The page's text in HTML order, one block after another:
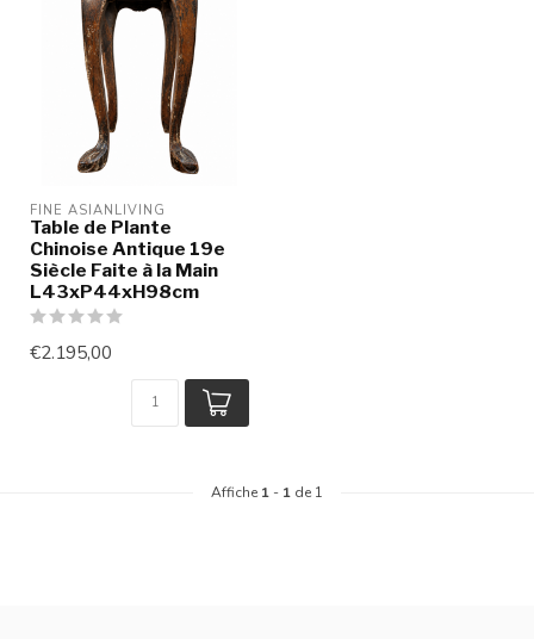
FINE ASIANLIVING
Table de Plante
Chinoise Antique 19e
Siècle Faite à la Main
L43xP44xH98cm
€2.195,00
Affiche 1 - 1 de 1